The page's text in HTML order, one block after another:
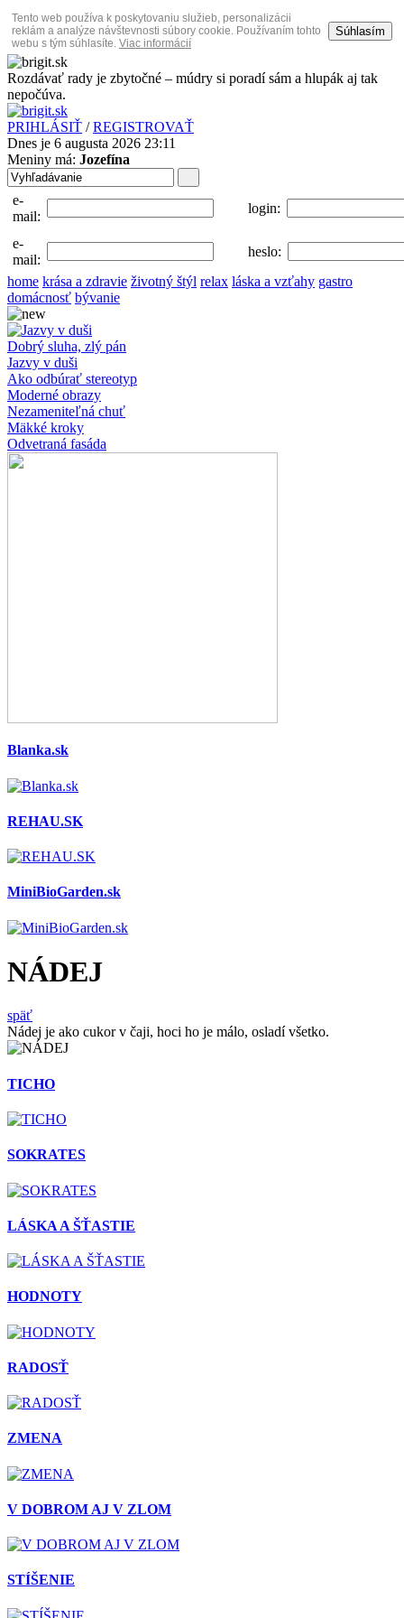
Tento web používa k poskytovaniu služieb, personalizácii
reklám a analýze návštevnosti súbory cookie. Používaním tohto
webu s tým súhlasíte. Viac informácií
Súhlasím
Rozdávať rady je zbytočné – múdry si poradí sám a hlupák aj tak
nepočúva.
PRIHLÁSIŤ /REGISTROVAŤ
Dnes je 6 augusta 2026 23:11
Meniny má: Jozefína
e-
mail:
login:
e-
mail:
heslo:
home krása a zdravie životný štýl relax láska a vzťahy gastro
domácnosť bývanie
Dobrý sluha, zlý pán
Jazvy v duši
Ako odbúrať stereotyp
Moderné obrazy
Nezameniteľná chuť
Mäkké kroky
Odvetraná fasáda
Blanka.sk
REHAU.SK
MiniBioGarden.sk
NÁDEJ
späť
Nádej je ako cukor v čaji, hoci ho je málo, osladí všetko.
TICHO
SOKRATES
LÁSKA A ŠŤASTIE
HODNOTY
RADOSŤ
ZMENA
V DOBROM AJ V ZLOM
STÍŠENIE